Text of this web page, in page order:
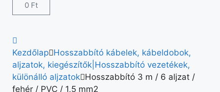
0 Ft
Kezdőlap Hosszabbító kábelek, kábeldobok,
aljzatok, kiegészítők|Hosszabbító vezetékek,
különálló aljzatok Hosszabbító 3 m / 6 aljzat /
fehér / PVC / 1,5 mm2